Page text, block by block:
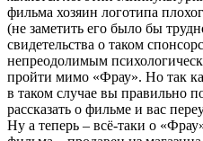
фильма хозяин логотипа
(не заметить его было бы
свидетельства о таком
непреодолимым
пройти мимо «Фрау». Но так
в таком случае вы правильно
рассказать о фильме и вас
Ну а теперь – всё-таки о